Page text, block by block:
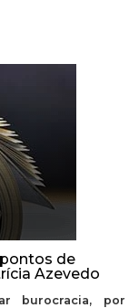
de
Azevedo
burocracia, por